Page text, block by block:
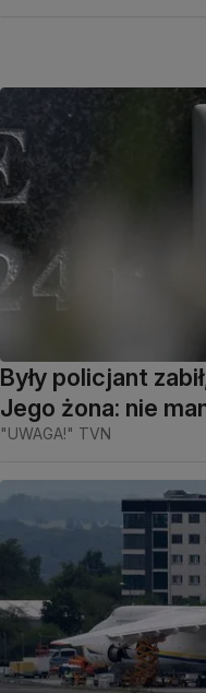
Były policjant
Jego żona: nie
"UWAGA!" TVN